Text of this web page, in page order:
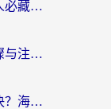
海外如何看奥运会？留学生和华人必藏的体育赛事观看终极指南
海外看爱奇艺解除地区限制的步骤与注意事项详解：留学生必看的无卡顿追剧指南
手机海外地区看视频限制怎么解决？海外党追剧看片的实用指南